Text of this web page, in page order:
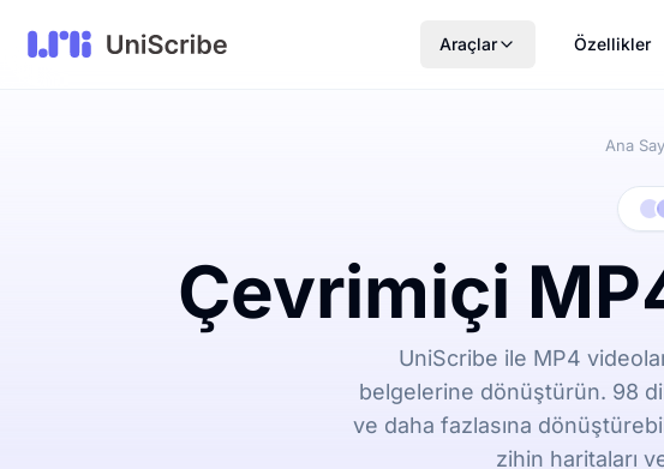
Araçlar Özellikler
Ana
Çevrimiçi
UniScribe ile MP4
belgelerine dönüştürün. 98
ve daha fazlasına
zihin haritaları